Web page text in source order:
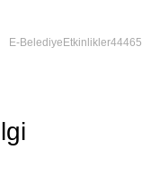
E-Belediye Etkinlikler